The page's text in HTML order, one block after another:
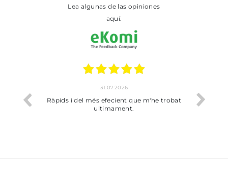
Lea algunas de las opiniones
aquí.
efecient que m'he trobat
ultimament.
Bien pero soy de Vilafranca y no
dejado recoger en tienda